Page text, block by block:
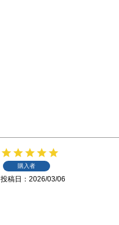
購入者
投稿日 2026/03/06